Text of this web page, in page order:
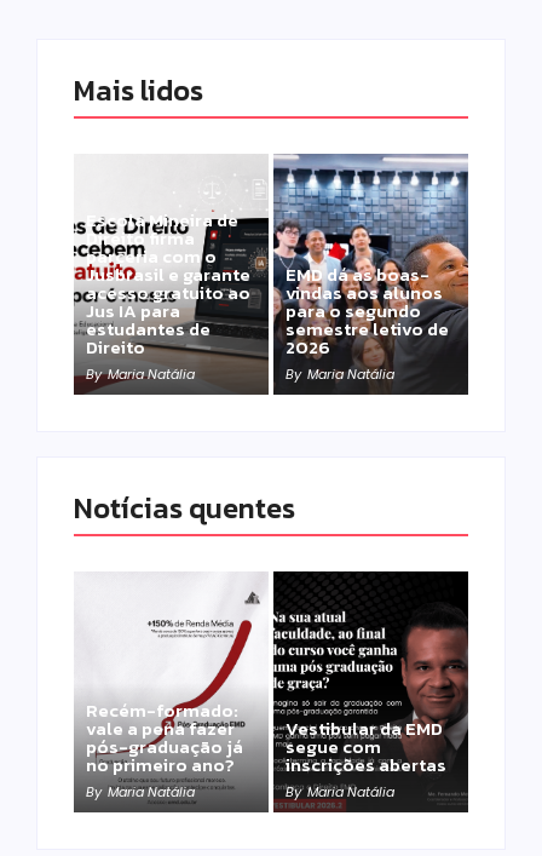
Mais lidos
Escola Mineira de
Direito firma
parceria com o
Jusbrasil e garante
acesso gratuito ao
Jus IA para
estudantes de
Direito
By Maria Natália
EMD dá as boas-
vindas aos alunos
para o segundo
semestre letivo de
2026
By Maria Natália
Notícias quentes
Recém-formado:
vale a pena fazer
pós-graduação já
no primeiro ano?
By Maria Natália
Vestibular da EMD
segue com
inscrições abertas
By Maria Natália